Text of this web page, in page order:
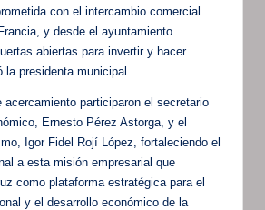
con el intercambio comercial
y desde el ayuntamiento
abiertas para invertir y hacer
la presidenta municipal.
acercamiento participaron el secretario
Ernesto Pérez Astorga, y el
Igor Fidel Rojí López, fortaleciendo el
a esta misión empresarial que
como plataforma estratégica para el
y el desarrollo económico de la